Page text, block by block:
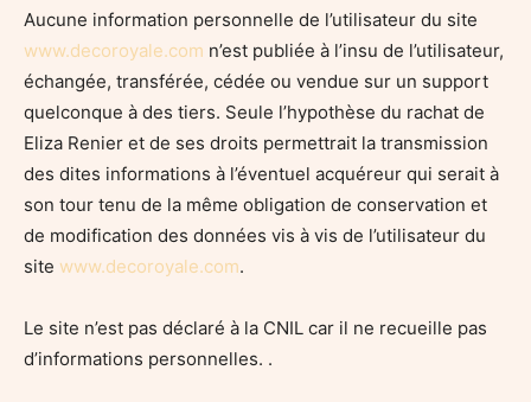
Aucune information personnelle de l’utilisateur du site
www.decoroyale.com n’est publiée à l’insu de l’utilisateur,
échangée, transférée, cédée ou vendue sur un support
quelconque à des tiers. Seule l’hypothèse du rachat de
Eliza Renier et de ses droits permettrait la transmission
des dites informations à l’éventuel acquéreur qui serait à
son tour tenu de la même obligation de conservation et
de modification des données vis à vis de l’utilisateur du
site www.decoroyale.com.
Le site n’est pas déclaré à la CNIL car il ne recueille pas
d’informations personnelles. .